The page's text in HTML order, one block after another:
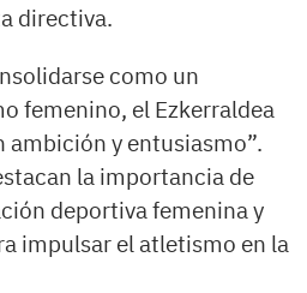
directiva.
como un
femenino, el Ezkerraldea
ambición y entusiasmo”.
la importancia de
deportiva femenina y
impulsar el atletismo en la